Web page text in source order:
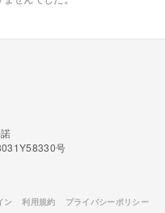
号
ン 利用規約
プライバシーポリシー